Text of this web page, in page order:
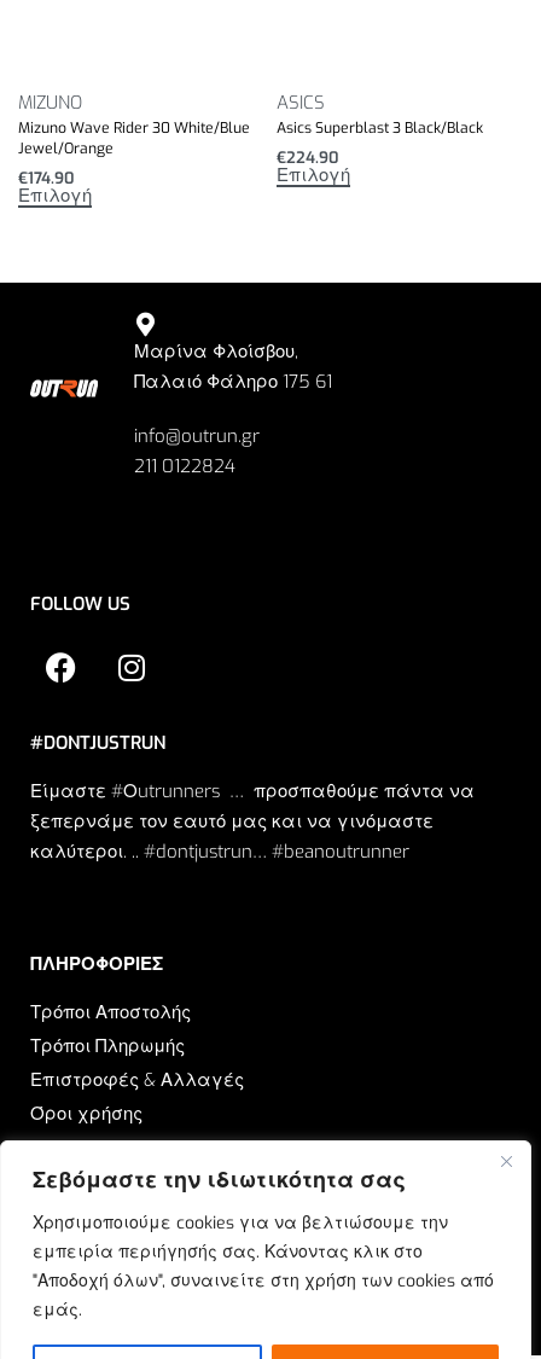
Σεβόμαστε την ιδιωτικότητα σας
Χρησιμοποιούμε cookies για να βελτιώσουμε την
εμπειρία περιήγησής σας. Κάνοντας κλικ στο
"Αποδοχή όλων", συναινείτε στη χρήση των cookies από
εμάς.
MIZUNO
Mizuno Wave Rider 30 White/Blue
Jewel/Orange
€174.90
Επιλογή
ASICS
Asics Superblast 3 Black/Black
€224.90
Επιλογή
Μαρίνα Φλοίσβου,
Παλαιό Φάληρο 175 61
info@outrun.gr
211 0122824
FOLLOW US
#DONTJUSTRUN
Είμαστε #Οutrunners … προσπαθούμε πάντα να
ξεπερνάμε τον εαυτό μας και να γινόμαστε
καλύτεροι. .. #dontjustrun… #beanoutrunner
ΠΛΗΡΟΦΟΡΙΕΣ​
Τρόποι Αποστολής
Τρόποι Πληρωμής
Επιστροφές & Αλλαγές
Όροι χρήσης
Πολιτική Απορρήτου
Ποιοι Είμαστε
Επικοινωνία
Blog